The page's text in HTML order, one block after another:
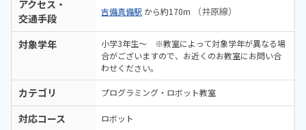
アクセス・
交通手段
吉備真備駅 から約170m （井原線）
対象学年
小学3年生～ ※教室によって対象学年が異なる場
合がございますので、お近くのお教室にお問い合
わせください。
カテゴリ プログラミング・ロボット教室
対応コース ロボット